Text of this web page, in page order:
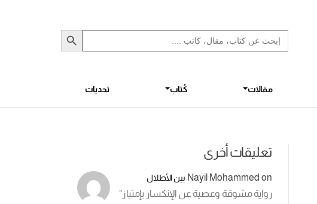
Search
for:
Search Button
مقالات كُتاب تحديات
تعليقات أخرى
Nayil Mohammed on بين الأطلال
رواية مشوقة وعصية عن الإنكسار بإمتياز"